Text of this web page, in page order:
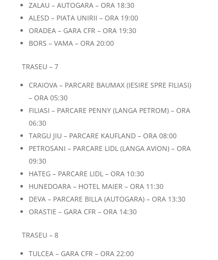
ZALAU – AUTOGARA – ORA 18:30
ALESD – PIATA UNIRII – ORA 19:00
ORADEA – GARA CFR – ORA 19:30
BORS – VAMA – ORA 20:00
TRASEU – 7
CRAIOVA – PARCARE BAUMAX (IESIRE SPRE FILIASI)
– ORA 05:30
FILIASI – PARCARE PENNY (LANGA PETROM) – ORA
06:30
TARGU JIU – PARCARE KAUFLAND – ORA 08:00
PETROSANI – PARCARE LIDL (LANGA AVION) – ORA
09:30
HATEG – PARCARE LIDL – ORA 10:30
HUNEDOARA – HOTEL MAIER – ORA 11:30
DEVA – PARCARE BILLA (AUTOGARA) – ORA 13:30
ORASTIE – GARA CFR – ORA 14:30
TRASEU – 8
TULCEA – GARA CFR – ORA 22:00